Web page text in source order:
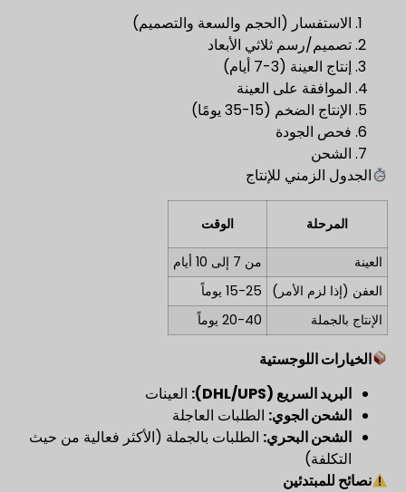
الاستفسار (الحجم والسعة والتصميم)
تصميم/رسم ثلاثي الأبعاد
إنتاج العينة (3-7 أيام)
الموافقة على العينة
الإنتاج الضخم (15-35 يومًا)
فحص الجودة
الشحن
الجدول الزمني للإنتاج
المرحلة الوقت
العينة
من 7 إلى 10 أيام
العفن (إذا لزم الأمر)
15-25 يوماً
الإنتاج بالجملة
20-40 يوماً
الخيارات اللوجستية
البريد السريع (DHL/UPS):
العينات
الشحن الجوي: الطلبات العاجلة
الشحن البحري: الطلبات بالجملة (الأكثر فعالية من حيث
التكلفة)
نصائح للمبتدئين